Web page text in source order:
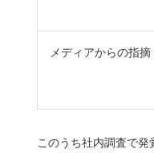
メディアからの指摘
このうち社内調査で